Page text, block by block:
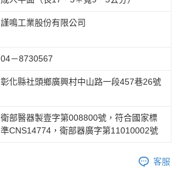
謹鳴工業股份有限公司
04－8730567
彰化縣社頭鄉廣興村中山路一段457巷26號
衛部醫器製壹字第008800號，符合國家標
準CNS14774，衛部器廣字第11010002號
客服